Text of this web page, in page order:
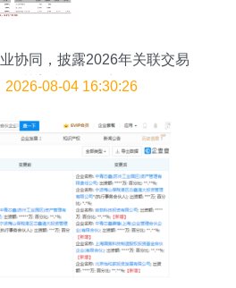
协同，披露2026年关联交易
工艺美术品零售新发展
2026-08-04 16:30:26